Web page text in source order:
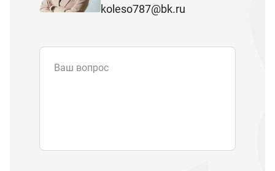
koleso787@bk.ru
Ваш вопрос